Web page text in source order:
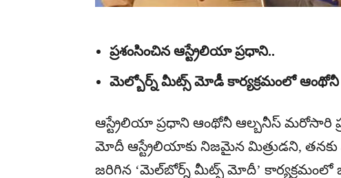
ప్రశంసించిన ఆస్ట్రేలియా ప్రధాని..
మెల్బోర్న్ మీట్స్ మోడీ కార్యక్రమంలో ఆంథోనీ
ఆస్ట్రేలియా ప్రధాని ఆంథోనీ ఆల్బనీస్‌ మరోసారి
మోదీ ఆస్ట్రేలియాకు నిజమైన మిత్రుడని,
జరిగిన ‘మెల్‌బోర్న్‌ మీట్స్‌ మోదీ’